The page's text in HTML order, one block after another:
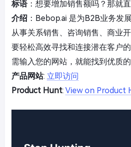
标语：想要增加销售额吗？那就直
介绍 ：Bebop.ai 是为B2B业务发
从事关系销售、咨询销售、商业
要轻松高效寻找和连接潜在客户
需输入您的网站，就能找到优质的
产品网站: 立即访问
Product Hunt: View on Product